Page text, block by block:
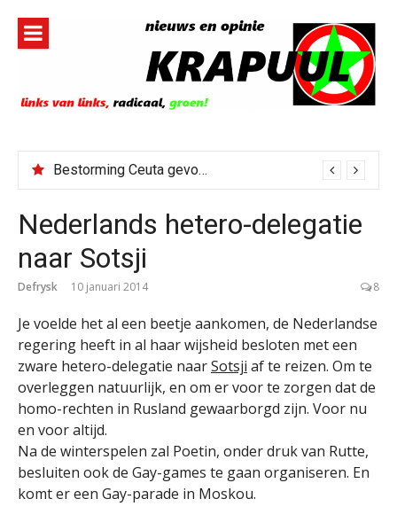
inhoud
Bestorming Ceuta gevolg van op sociale media verspreide hoax?
Nederlands hetero-delegatie
naar Sotsji
Defrysk 10 januari 2014 8
Je voelde het al een beetje aankomen, de Nederlandse
regering heeft in al haar wijsheid besloten met een
zware hetero-delegatie naarSotsji af te reizen. Om te
overleggen natuurlijk, en om er voor te zorgen dat de
homo-rechten in Rusland gewaarborgd zijn. Voor nu
en voor altijd.
Na de winterspelen zal Poetin, onder druk van Rutte,
besluiten ook de Gay-games te gaan organiseren. En
komt er een Gay-parade in Moskou.